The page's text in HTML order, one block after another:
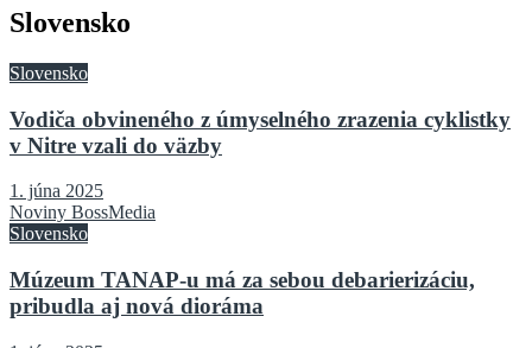
Slovensko
Slovensko
Vodiča obvineného z úmyselného zrazenia cyklistky
v Nitre vzali do väzby
1. júna 2025
Noviny BossMedia
Slovensko
Múzeum TANAP-u má za sebou debarierizáciu,
pribudla aj nová dioráma